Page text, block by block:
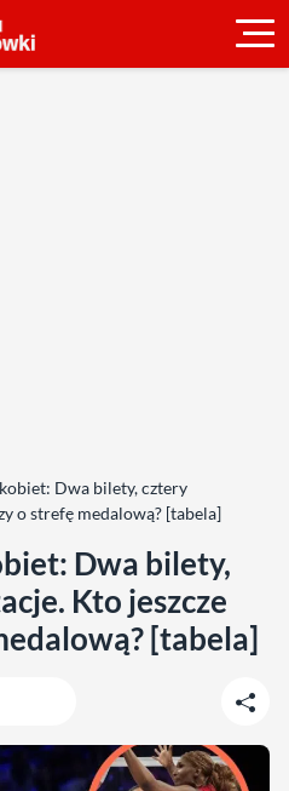
Dwa bilety, cztery
o strefę medalową? [tabela]
Dwa bilety,
Kto jeszcze
[tabela]